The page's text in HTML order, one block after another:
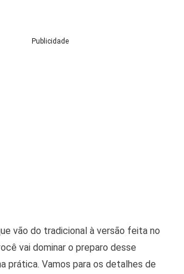
Publicidade
vão do tradicional à versão feita no
vai dominar o preparo desse
prática. Vamos para os detalhes de